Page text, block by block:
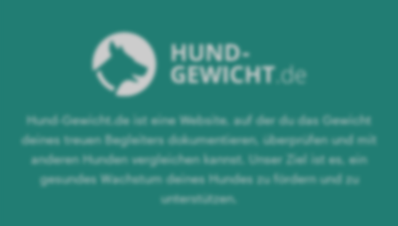
Hund-Gewicht.de ist eine Website, auf der du das Gewicht
deines treuen Begleiters dokumentieren, überprüfen und mit
anderen Hunden vergleichen kannst. Unser Ziel ist es, ein
gesundes Wachstum deines Hundes zu fördern und zu
unterstützen.